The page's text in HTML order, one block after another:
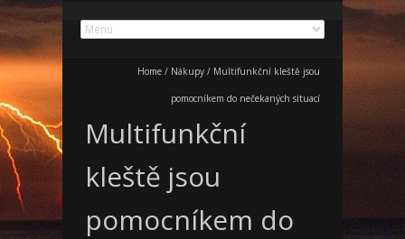
Home / Nákupy / Multifunkční kleště jsou
pomocníkem do nečekaných situací
Multifunkční
kleště jsou
pomocníkem do